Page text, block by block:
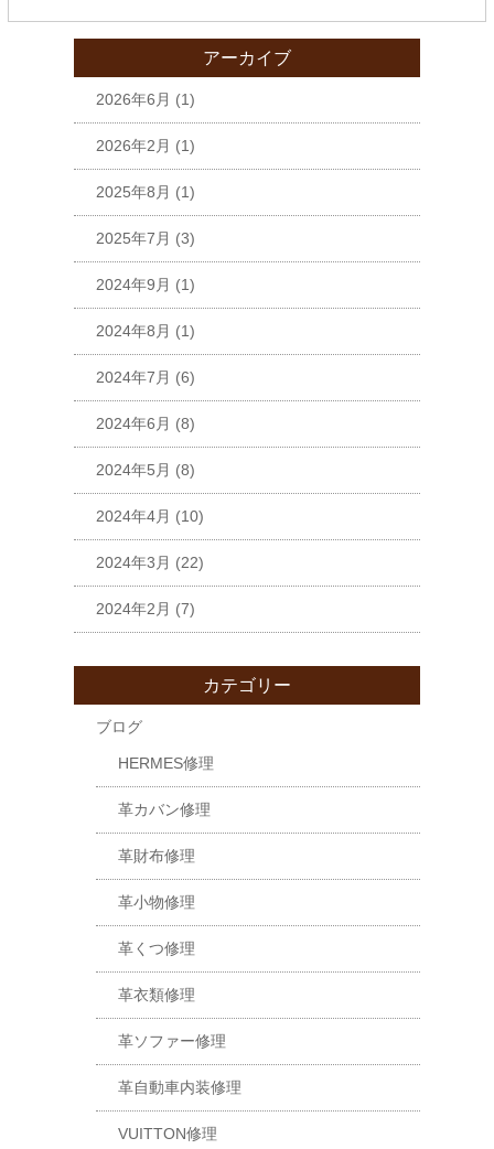
アーカイブ
2026年6月 (1)
2026年2月 (1)
2025年8月 (1)
2025年7月 (3)
2024年9月 (1)
2024年8月 (1)
2024年7月 (6)
2024年6月 (8)
2024年5月 (8)
2024年4月 (10)
2024年3月 (22)
2024年2月 (7)
カテゴリー
ブログ
HERMES修理
革カバン修理
革財布修理
革小物修理
革くつ修理
革衣類修理
革ソファー修理
革自動車内装修理
VUITTON修理